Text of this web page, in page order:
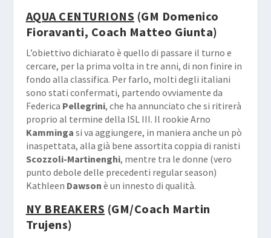
AQUA CENTURIONS (GM Domenico
Fioravanti, Coach Matteo Giunta)
L’obiettivo dichiarato è quello di passare il turno e
cercare, per la prima volta in tre anni, di non finire in
fondo alla classifica. Per farlo, molti degli italiani
sono stati confermati, partendo ovviamente da
Federica Pellegrini, che ha annunciato che si ritirerà
proprio al termine della ISL III. Il rookie Arno
Kamminga si va aggiungere, in maniera anche un pò
inaspettata, alla già bene assortita coppia di ranisti
Scozzoli-Martinenghi, mentre tra le donne (vero
punto debole delle precedenti regular season)
Kathleen Dawson è un innesto di qualità.
NY BREAKERS (GM/Coach Martin
Trujens)